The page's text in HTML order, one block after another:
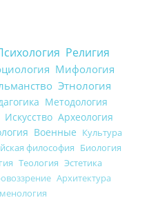
Религия
Мифология
Этнология
Методология
Искусство Археология
Военные Культура
философия Биология
Теология Эстетика
Архитектура